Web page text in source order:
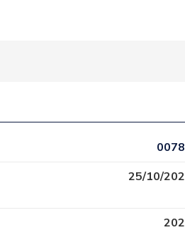
25/10/